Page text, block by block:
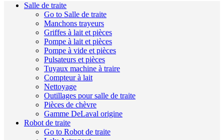
Salle de traite
Go to Salle de traite
Manchons trayeurs
Griffes à lait et pièces
Pompe à lait et pièces
Pompe à vide et pièces
Pulsateurs et pièces
Tuyaux machine à traire
Compteur à lait
Nettoyage
Outillages pour salle de traite
Pièces de chèvre
Gamme DeLaval origine
Robot de traite
Go to Robot de traite